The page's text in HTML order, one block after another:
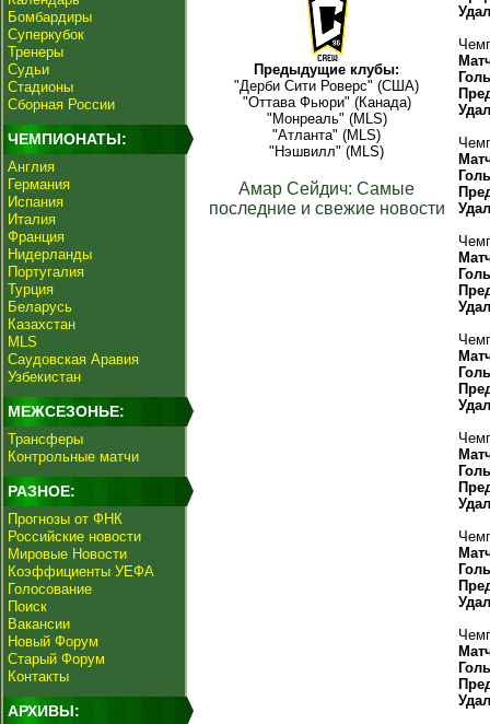
Бомбардиры
Суперкубок
Тренеры
Судьи
Стадионы
Сборная России
ЧЕМПИОНАТЫ:
Англия
Германия
Испания
Италия
Франция
Нидерланды
Португалия
Турция
Беларусь
Казахстан
MLS
Саудовская Аравия
Узбекистан
МЕЖСЕЗОНЬЕ:
Трансферы
Контрольные матчи
РАЗНОЕ:
Прогнозы от ФНК
Российские новости
Мировые Новости
Коэффициенты УЕФА
Голосование
Поиск
Вакансии
Новый Форум
Старый Форум
Контакты
АРХИВЫ:
Предыдущие клубы:
"Дерби Сити Роверс" (США)
"Оттава Фьюри" (Канада)
"Монреаль" (MLS)
"Атланта" (MLS)
"Нэшвилл" (MLS)
Амар Сейдич: Самые
последние и свежие новости